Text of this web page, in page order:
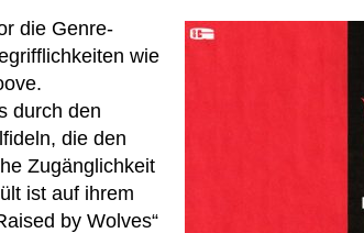
die Genre-
wie
durch den
die den
Zugänglichkeit
ist auf ihrem
by Wolves“